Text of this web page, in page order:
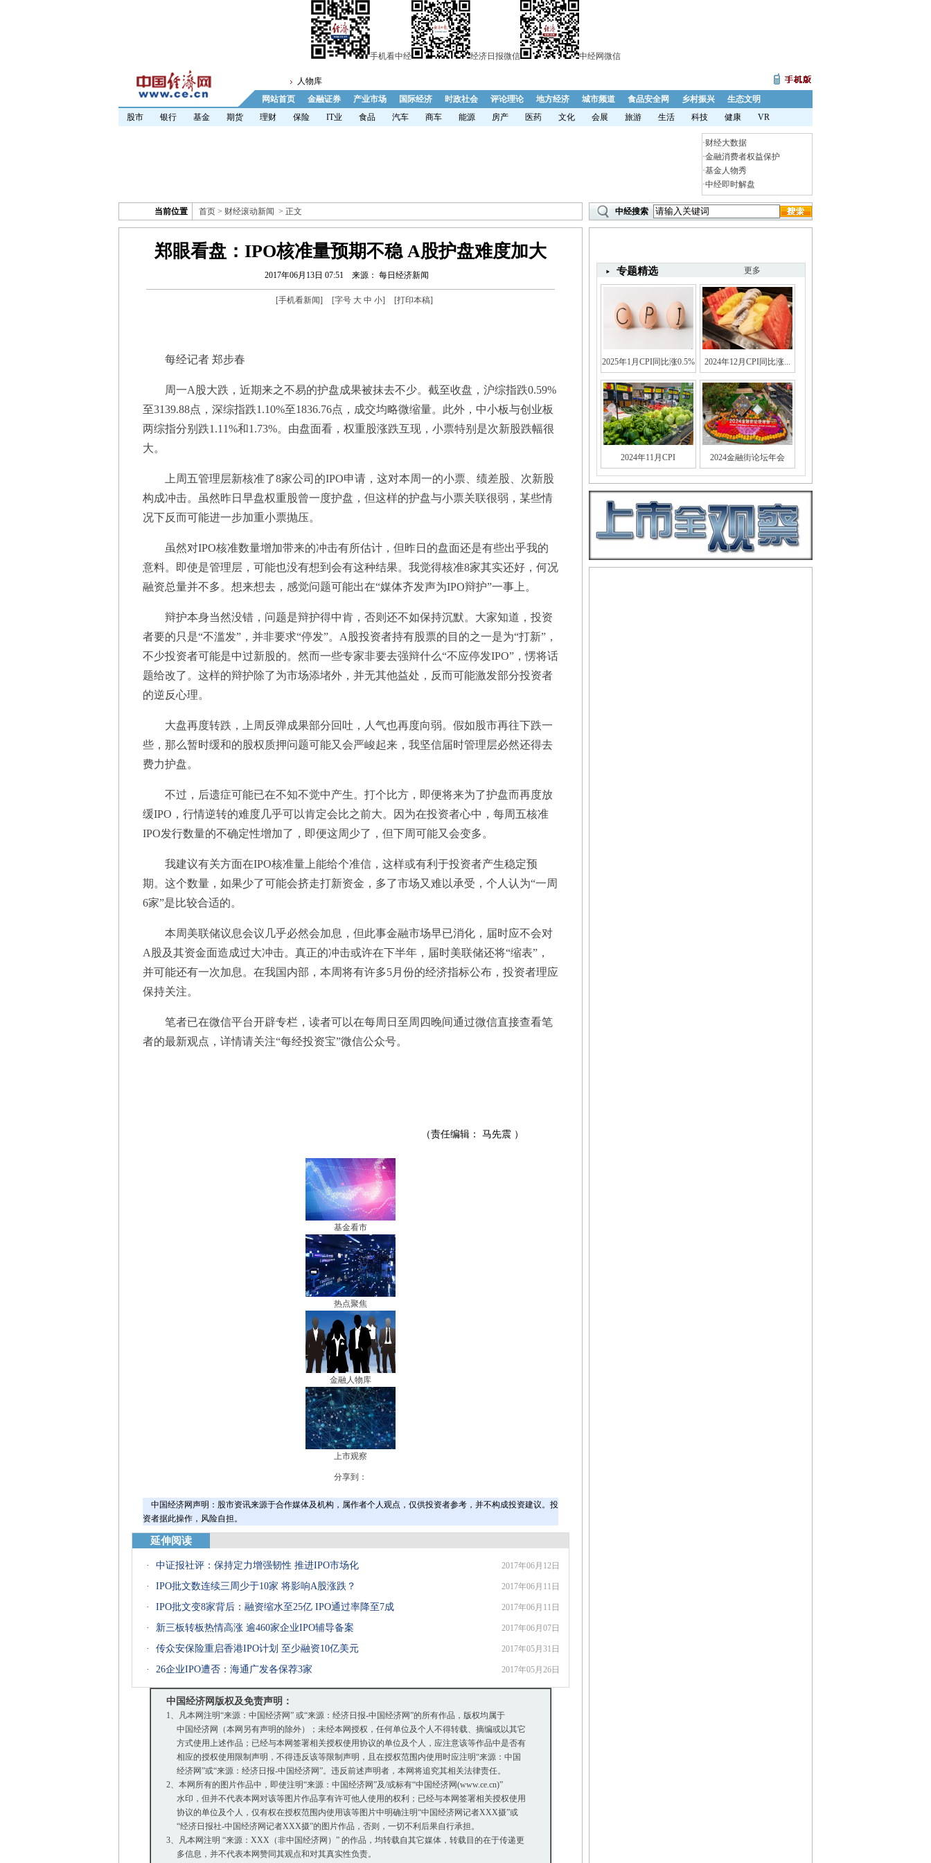
手机看中经 经济日报微信 中经网微信
人物库
网站首页
金融证券 产业市场 国际经济 时政社会 评论理论 地方经济 城市频道 食品安全网 乡村振兴
生态文明
股市
银行 基金 期货 理财 保险 IT业 食品 汽车 商车 能源 房产 医药 文化 会展 旅游 生活 科技 健康 VR
·财经大数据
·金融消费者权益保护
·基金人物秀
·中经即时解盘
当前位置 首页 > 财经滚动新闻 > 正文 中经搜索
郑眼看盘：IPO核准量预期不稳 A股护盘难度加大
2017年06月13日 07:51 来源： 每日经济新闻
[手机看新闻] [字号 大 中 小] [打印本稿]
每经记者 郑步春
周一A股大跌，近期来之不易的护盘成果被抹去不少。截至收盘，沪综指跌0.59%
至3139.88点，深综指跌1.10%至1836.76点，成交均略微缩量。此外，中小板与创业板
两综指分别跌1.11%和1.73%。由盘面看，权重股涨跌互现，小票特别是次新股跌幅很
大。
上周五管理层新核准了8家公司的IPO申请，这对本周一的小票、绩差股、次新股
构成冲击。虽然昨日早盘权重股曾一度护盘，但这样的护盘与小票关联很弱，某些情
况下反而可能进一步加重小票抛压。
虽然对IPO核准数量增加带来的冲击有所估计，但昨日的盘面还是有些出乎我的
意料。即使是管理层，可能也没有想到会有这种结果。我觉得核准8家其实还好，何况
融资总量并不多。想来想去，感觉问题可能出在“媒体齐发声为IPO辩护”一事上。
辩护本身当然没错，问题是辩护得中肯，否则还不如保持沉默。大家知道，投资
者要的只是“不滥发”，并非要求“停发”。A股投资者持有股票的目的之一是为“打新”，
不少投资者可能是中过新股的。然而一些专家非要去强辩什么“不应停发IPO”，愣将话
题给改了。这样的辩护除了为市场添堵外，并无其他益处，反而可能激发部分投资者
的逆反心理。
大盘再度转跌，上周反弹成果部分回吐，人气也再度向弱。假如股市再往下跌一
些，那么暂时缓和的股权质押问题可能又会严峻起来，我坚信届时管理层必然还得去
费力护盘。
不过，后遗症可能已在不知不觉中产生。打个比方，即便将来为了护盘而再度放
缓IPO，行情逆转的难度几乎可以肯定会比之前大。因为在投资者心中，每周五核准
IPO发行数量的不确定性增加了，即便这周少了，但下周可能又会变多。
我建议有关方面在IPO核准量上能给个准信，这样或有利于投资者产生稳定预
期。这个数量，如果少了可能会挤走打新资金，多了市场又难以承受，个人认为“一周
6家”是比较合适的。
本周美联储议息会议几乎必然会加息，但此事金融市场早已消化，届时应不会对
A股及其资金面造成过大冲击。真正的冲击或许在下半年，届时美联储还将“缩表”，
并可能还有一次加息。在我国内部，本周将有许多5月份的经济指标公布，投资者理应
保持关注。
笔者已在微信平台开辟专栏，读者可以在每周日至周四晚间通过微信直接查看笔
者的最新观点，详情请关注“每经投资宝”微信公众号。
（责任编辑： 马先震 ）
基金看市
热点聚焦
金融人物库
上市观察
分享到：
中国经济网声明：股市资讯来源于合作媒体及机构，属作者个人观点，仅供投资者参考，并不构成投资建议。投
资者据此操作，风险自担。
延伸阅读
· 中证报社评：保持定力增强韧性 推进IPO市场化 2017年06月12日
· IPO批文数连续三周少于10家 将影响A股涨跌？ 2017年06月11日
· IPO批文变8家背后：融资缩水至25亿 IPO通过率降至7成 2017年06月11日
· 新三板转板热情高涨 逾460家企业IPO辅导备案 2017年06月07日
· 传众安保险重启香港IPO计划 至少融资10亿美元 2017年05月31日
· 26企业IPO遭否：海通广发各保荐3家 2017年05月26日
中国经济网版权及免责声明：
1、凡本网注明“来源：中国经济网” 或“来源：经济日报-中国经济网”的所有作品，版权均属于
中国经济网（本网另有声明的除外）；未经本网授权，任何单位及个人不得转载、摘编或以其它
方式使用上述作品；已经与本网签署相关授权使用协议的单位及个人，应注意该等作品中是否有
相应的授权使用限制声明，不得违反该等限制声明，且在授权范围内使用时应注明“来源：中国
经济网”或“来源：经济日报-中国经济网”。违反前述声明者，本网将追究其相关法律责任。
2、本网所有的图片作品中，即使注明“来源：中国经济网”及/或标有“中国经济网(www.ce.cn)”
水印，但并不代表本网对该等图片作品享有许可他人使用的权利；已经与本网签署相关授权使用
协议的单位及个人，仅有权在授权范围内使用该等图片中明确注明“中国经济网记者XXX摄”或
“经济日报社-中国经济网记者XXX摄”的图片作品，否则，一切不利后果自行承担。
3、凡本网注明 “来源：XXX（非中国经济网）” 的作品，均转载自其它媒体，转载目的在于传递更
多信息，并不代表本网赞同其观点和对其真实性负责。
专题精选 更多
2025年1月CPI同比涨0.5% 2024年12月CPI同比涨...
2024年11月CPI 2024金融街论坛年会